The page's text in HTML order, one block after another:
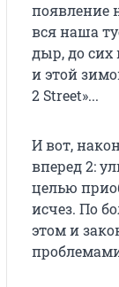
появление
вся наша
дыр, до сих
и этой
2 Street»...
И вот,
вперед 2:
целью
исчез. По
этом и